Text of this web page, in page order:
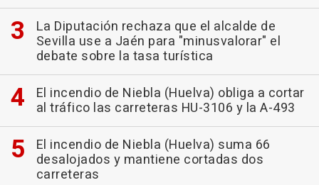
La Diputación rechaza que el alcalde de
Sevilla use a Jaén para "minusvalorar" el
debate sobre la tasa turística
El incendio de Niebla (Huelva) obliga a cortar
al tráfico las carreteras HU-3106 y la A-493
El incendio de Niebla (Huelva) suma 66
desalojados y mantiene cortadas dos
carreteras